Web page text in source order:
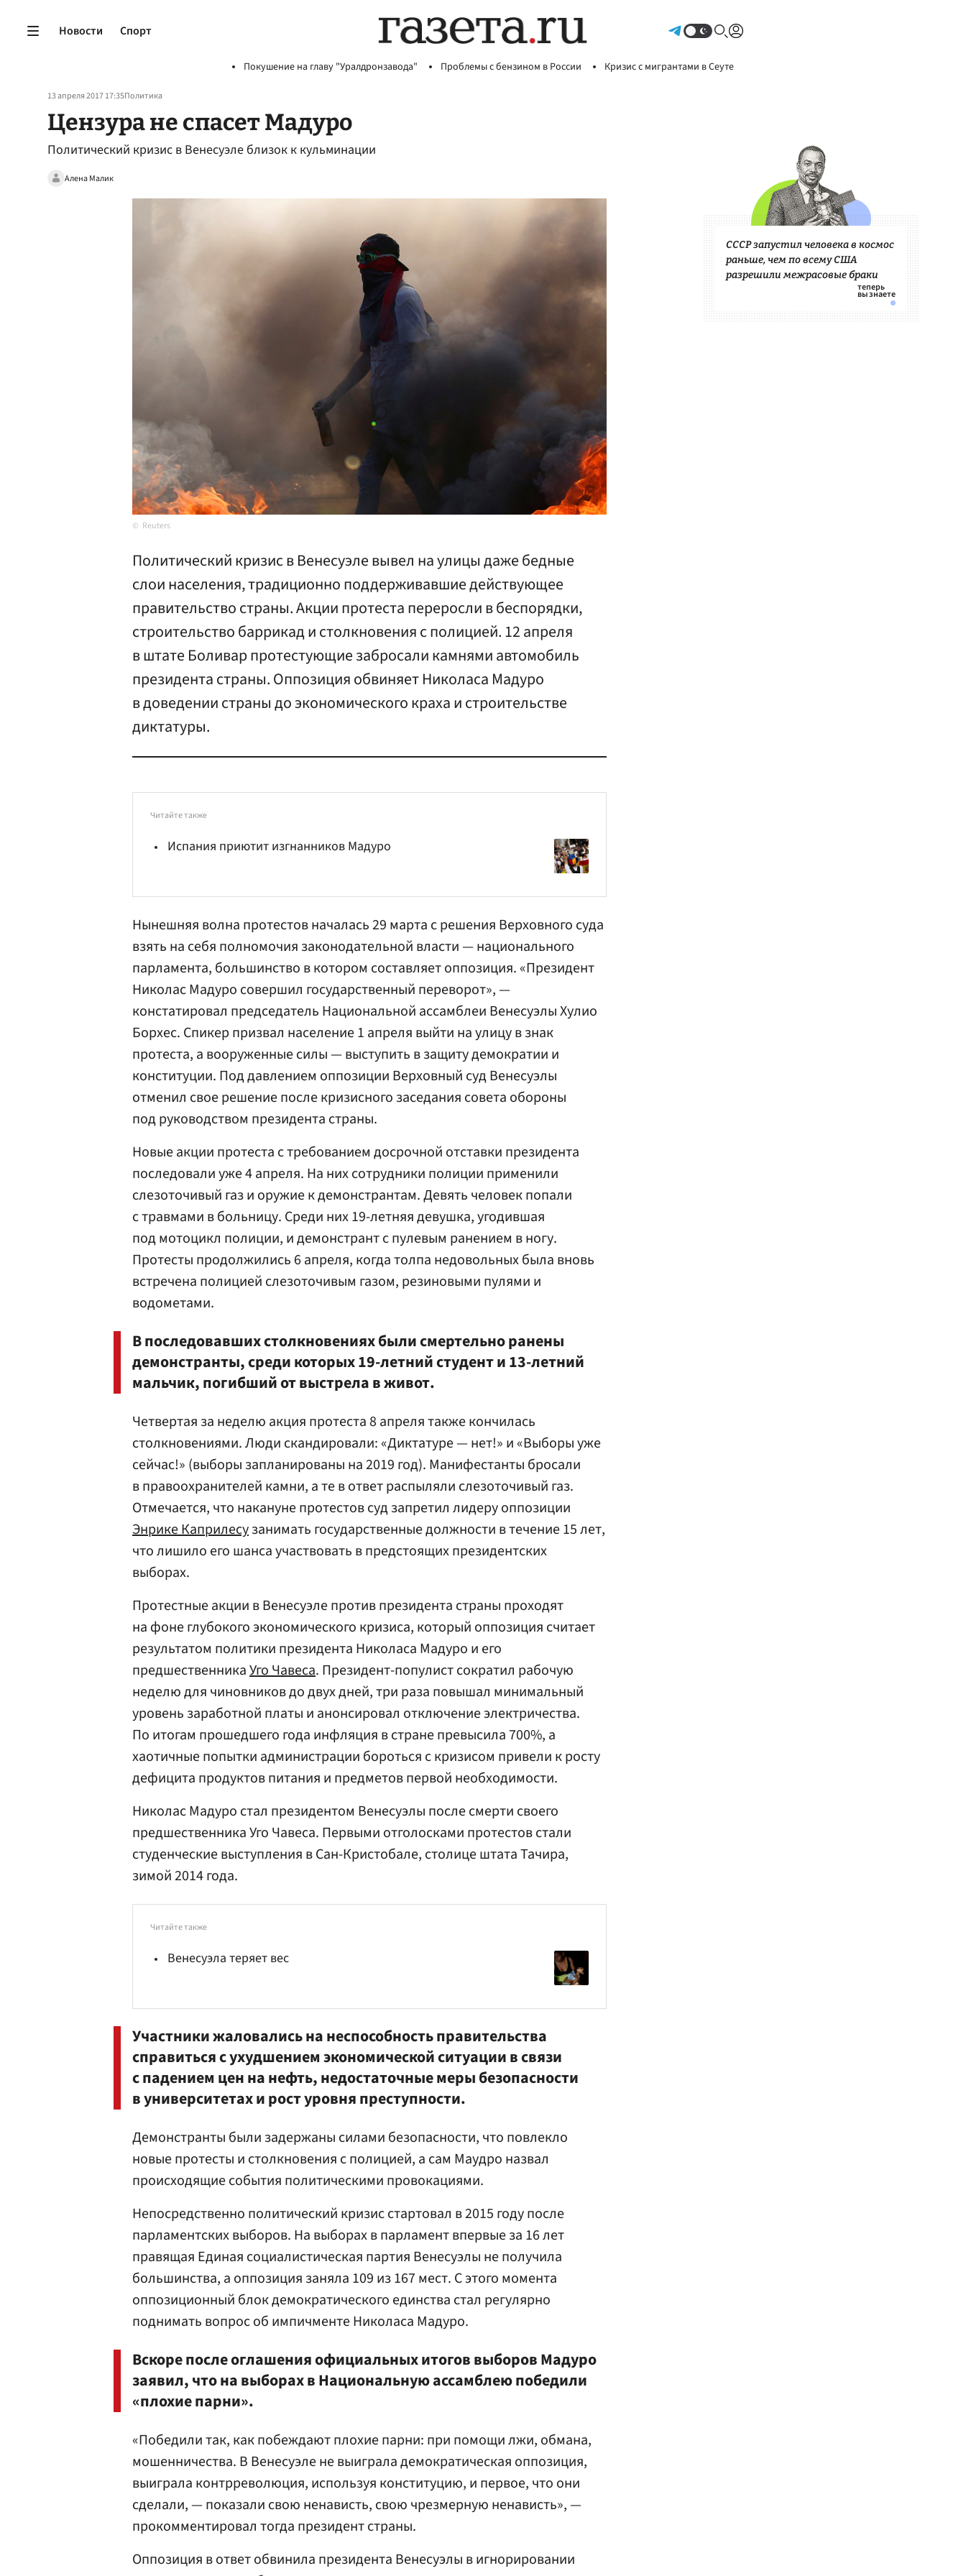
Новости Спорт
Покушение на главу "Уралдронзавода" Проблемы с бензином в России Кризис с мигрантами в Сеуте
13 апреля 2017 17:35Политика
Цензура не спасет Мадуро
Политический кризис в Венесуэле близок к кульминации
Алена Малик
Reuters
Политический кризис в Венесуэле вывел на улицы даже бедные
слои населения, традиционно поддерживавшие действующее
правительство страны. Акции протеста переросли в беспорядки,
строительство баррикад и столкновения с полицией. 12 апреля
в штате Боливар протестующие забросали камнями автомобиль
президента страны. Оппозиция обвиняет Николаса Мадуро
в доведении страны до экономического краха и строительстве
диктатуры.
Читайте также
Испания приютит изгнанников Мадуро
Нынешняя волна протестов началась 29 марта с решения Верховного суда
взять на себя полномочия законодательной власти — национального
парламента, большинство в котором составляет оппозиция. «Президент
НиколасМадуро совершил государственный переворот», —
констатировал председатель Национальной ассамблеи Венесуэлы Хулио
Борхес. Спикер призвал население 1 апреля выйти на улицу в знак
протеста, а вооруженные силы — выступить в защиту демократии и
конституции. Под давлением оппозиции Верховный суд Венесуэлы
отменил свое решение после кризисного заседания совета обороны
под руководством президента страны.
Новые акции протеста с требованием досрочной отставки президента
последовали уже 4 апреля. На них сотрудники полиции применили
слезоточивый газ и оружие к демонстрантам. Девять человек попали
с травмами в больницу. Среди них 19-летняя девушка, угодившая
под мотоцикл полиции, и демонстрант с пулевым ранением в ногу.
Протесты продолжились 6 апреля, когда толпа недовольных была вновь
встречена полицией слезоточивым газом, резиновыми пулями и
водометами.
В последовавших столкновениях были смертельно ранены
демонстранты, среди которых 19-летний студент и 13-летний
мальчик, погибший от выстрела в живот.
Четвертая за неделю акция протеста 8 апреля также кончилась
столкновениями. Люди скандировали: «Диктатуре — нет!» и «Выборы уже
сейчас!» (выборы запланированы на 2019 год). Манифестанты бросали
в правоохранителей камни, а те в ответ распыляли слезоточивый газ.
Отмечается, что накануне протестов суд запретил лидеру оппозиции
Энрике Каприлесузанимать государственные должности в течение 15 лет,
что лишило его шанса участвовать в предстоящих президентских
выборах.
Протестные акции в Венесуэле против президента страны проходят
на фоне глубокого экономического кризиса, который оппозиция считает
результатом политики президента Николаса Мадуро и его
предшественникаУго Чавеса. Президент-популист сократил рабочую
неделю для чиновников до двух дней, три раза повышал минимальный
уровень заработной платы и анонсировал отключение электричества.
По итогам прошедшего года инфляция в стране превысила 700%, а
хаотичные попытки администрации бороться с кризисом привели к росту
дефицита продуктов питания и предметов первой необходимости.
Николас Мадуро стал президентом Венесуэлы после смерти своего
предшественника Уго Чавеса. Первыми отголосками протестов стали
студенческие выступления в Сан-Кристобале, столице штата Тачира,
зимой 2014 года.
Читайте также
Венесуэла теряет вес
Участники жаловались на неспособность правительства
справиться с ухудшением экономической ситуации в связи
с падением цен на нефть, недостаточные меры безопасности
в университетах и рост уровня преступности.
Демонстранты были задержаны силами безопасности, что повлекло
новые протесты и столкновения с полицией, а сам Маудро назвал
происходящие события политическими провокациями.
Непосредственно политический кризис стартовал в 2015 году после
парламентских выборов. На выборах в парламент впервые за 16 лет
правящая Единая социалистическая партия Венесуэлы не получила
большинства, а оппозиция заняла 109 из 167 мест. С этого момента
оппозиционный блок демократического единства стал регулярно
поднимать вопрос об импичменте Николаса Мадуро.
Вскоре после оглашения официальных итогов выборов Мадуро
заявил, что на выборах в Национальную ассамблею победили
«плохие парни».
«Победили так, как побеждают плохие парни: при помощи лжи, обмана,
мошенничества. В Венесуэле не выиграла демократическая оппозиция,
выиграла контрреволюция, используя конституцию, и первое, что они
сделали, — показали свою ненависть, свою чрезмерную ненависть», —
прокомментировал тогда президент страны.
Оппозиция в ответ обвинила президента Венесуэлы в игнорировании
СССР запустил человека в космос
раньше, чем по всему США
разрешили межрасовые браки